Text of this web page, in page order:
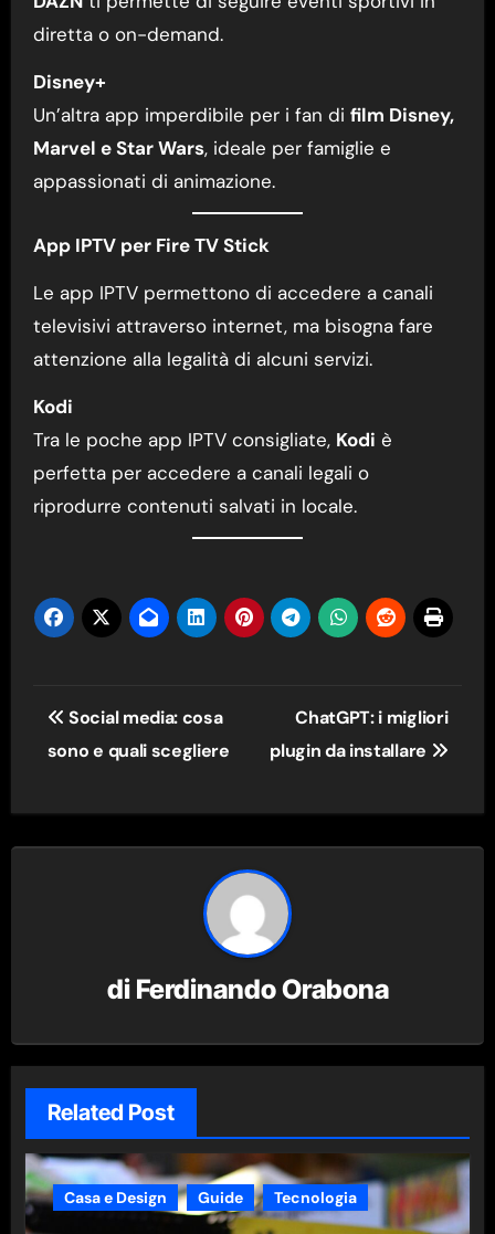
diretta o on-demand.
Disney+
Un’altra app imperdibile per i fan di film Disney,
Marvel e Star Wars, ideale per famiglie e
appassionati di animazione.
App IPTV per Fire TV Stick
Le app IPTV permettono di accedere a canali
televisivi attraverso internet, ma bisogna fare
attenzione alla legalità di alcuni servizi.
Kodi
Tra le poche app IPTV consigliate, Kodi è
perfetta per accedere a canali legali o
riprodurre contenuti salvati in locale.
Navigazione
articoli
Social media: cosa
sono e quali scegliere
ChatGPT: i migliori
plugin da installare
di Ferdinando Orabona
Related Post
Casa e Design Guide Tecnologia